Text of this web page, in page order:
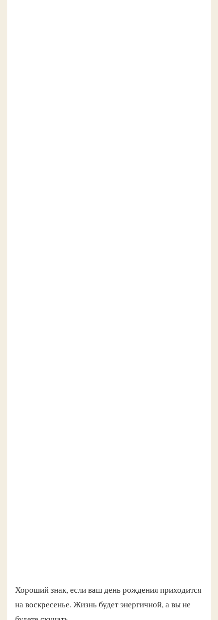
Хороший знак, если ваш день рождения приходится
на воскресенье. Жизнь будет энергичной, а вы не